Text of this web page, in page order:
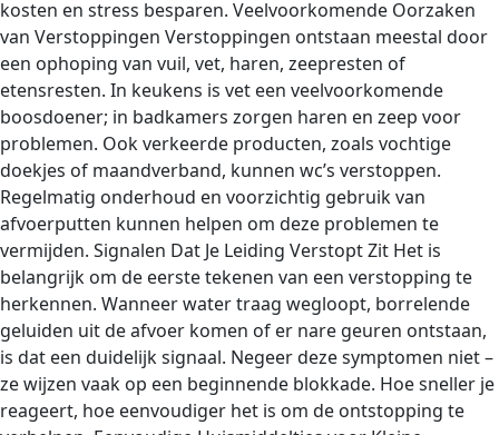
kosten en stress besparen. Veelvoorkomende Oorzaken
van Verstoppingen Verstoppingen ontstaan meestal door
een ophoping van vuil, vet, haren, zeepresten of
etensresten. In keukens is vet een veelvoorkomende
boosdoener; in badkamers zorgen haren en zeep voor
problemen. Ook verkeerde producten, zoals vochtige
doekjes of maandverband, kunnen wc’s verstoppen.
Regelmatig onderhoud en voorzichtig gebruik van
afvoerputten kunnen helpen om deze problemen te
vermijden. Signalen Dat Je Leiding Verstopt Zit Het is
belangrijk om de eerste tekenen van een verstopping te
herkennen. Wanneer water traag wegloopt, borrelende
geluiden uit de afvoer komen of er nare geuren ontstaan,
is dat een duidelijk signaal. Negeer deze symptomen niet –
ze wijzen vaak op een beginnende blokkade. Hoe sneller je
reageert, hoe eenvoudiger het is om de ontstopping te